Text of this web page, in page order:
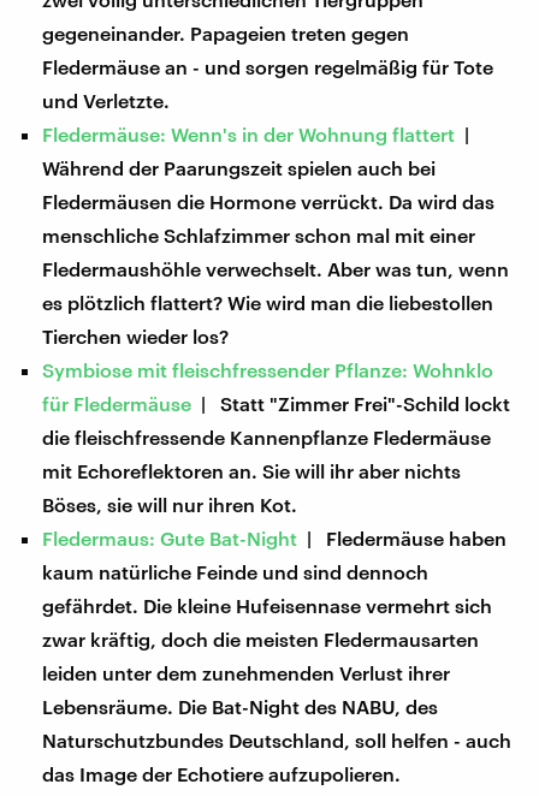
gegeneinander. Papageien treten gegen
Fledermäuse an - und sorgen regelmäßig für Tote
und Verletzte.
Fledermäuse: Wenn's in der Wohnung flattert |
Während der Paarungszeit spielen auch bei
Fledermäusen die Hormone verrückt. Da wird das
menschliche Schlafzimmer schon mal mit einer
Fledermaushöhle verwechselt. Aber was tun, wenn
es plötzlich flattert? Wie wird man die liebestollen
Tierchen wieder los?
Symbiose mit fleischfressender Pflanze: Wohnklo
für Fledermäuse | Statt "Zimmer Frei"-Schild lockt
die fleischfressende Kannenpflanze Fledermäuse
mit Echoreflektoren an. Sie will ihr aber nichts
Böses, sie will nur ihren Kot.
Fledermaus: Gute Bat-Night | Fledermäuse haben
kaum natürliche Feinde und sind dennoch
gefährdet. Die kleine Hufeisennase vermehrt sich
zwar kräftig, doch die meisten Fledermausarten
leiden unter dem zunehmenden Verlust ihrer
Lebensräume. Die Bat-Night des NABU, des
Naturschutzbundes Deutschland, soll helfen - auch
das Image der Echotiere aufzupolieren.